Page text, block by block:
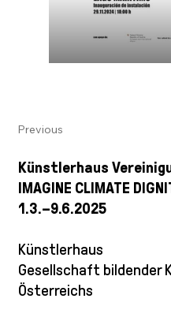
Previous
Künstlerhaus
IMAGINE CLIMATE
1.3.–9.6.2025
Künstlerhaus
Gesellschaft bildender
Österreichs